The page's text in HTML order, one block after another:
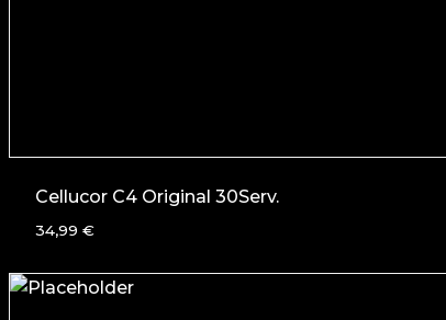
Cellucor C4 Original 30Serv.
34,99 €